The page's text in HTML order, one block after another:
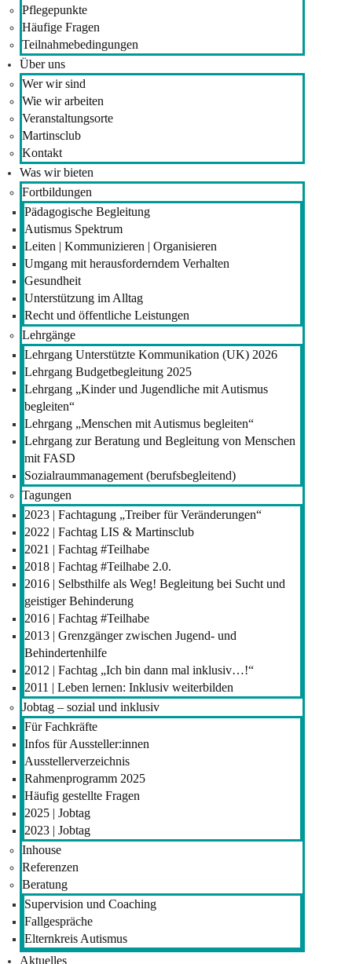
Pflegepunkte
Häufige Fragen
Teilnahmebedingungen
Über uns
Wer wir sind
Wie wir arbeiten
Veranstaltungsorte
Martinsclub
Kontakt
Was wir bieten
Fortbildungen
Pädagogische Begleitung
Autismus Spektrum
Leiten | Kommunizieren | Organisieren
Umgang mit herausforderndem Verhalten
Gesundheit
Unterstützung im Alltag
Recht und öffentliche Leistungen
Lehrgänge
Lehrgang Unterstützte Kommunikation (UK) 2026
Lehrgang Budgetbegleitung 2025
Lehrgang „Kinder und Jugendliche mit Autismus
begleiten“
Lehrgang „Menschen mit Autismus begleiten“
Lehrgang zur Beratung und Begleitung von Menschen
mit FASD
Sozialraummanagement (berufsbegleitend)
Tagungen
2023 | Fachtagung „Treiber für Veränderungen“
2022 | Fachtag LIS & Martinsclub
2021 | Fachtag #Teilhabe
2018 | Fachtag #Teilhabe 2.0.
2016 | Selbsthilfe als Weg! Begleitung bei Sucht und
geistiger Behinderung
2016 | Fachtag #Teilhabe
2013 | Grenzgänger zwischen Jugend- und
Behindertenhilfe
2012 | Fachtag „Ich bin dann mal inklusiv…!“
2011 | Leben lernen: Inklusiv weiterbilden
Jobtag – sozial und inklusiv
Für Fachkräfte
Infos für Aussteller:innen
Ausstellerverzeichnis
Rahmenprogramm 2025
Häufig gestellte Fragen
2025 | Jobtag
2023 | Jobtag
Inhouse
Referenzen
Beratung
Supervision und Coaching
Fallgespräche
Elternkreis Autismus
Aktuelles